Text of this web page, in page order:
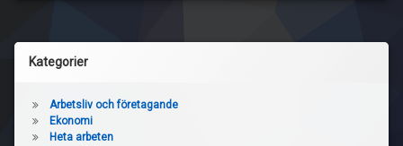
Kategorier
Arbetsliv och företagande
Ekonomi
Heta arbeten